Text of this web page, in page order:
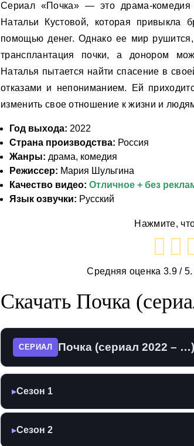
Сериал «Почка» — это драма-комедия о жизни инспектора пожарной службы
Натальи Кустовой, которая
помощью денег. Однако ее мир рушится,
трансплантация почки, а донором
Наталья пытается найти спасение в
отказами и непониманием. Ей
изменить свое отношение к жизни и
Год выхода: 2022
Страна производства: Россия
Жанры: драма, комедия
Режиссер: Мария Шульгина
Качество видео: Отличное + без
Язык озвучки: Русский
Нажмите,
Средняя оценка3.9 /
Скачать Почка
СЕРИАЛ Почка (сериал 2022 – …)
▶Сезон 1
▶Сезон 2